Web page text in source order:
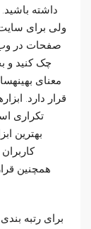
داشته
ولی برای
صفحات در
چک کنید و
معنای
قرار دارد.
تکراری
بهترین
همچنین